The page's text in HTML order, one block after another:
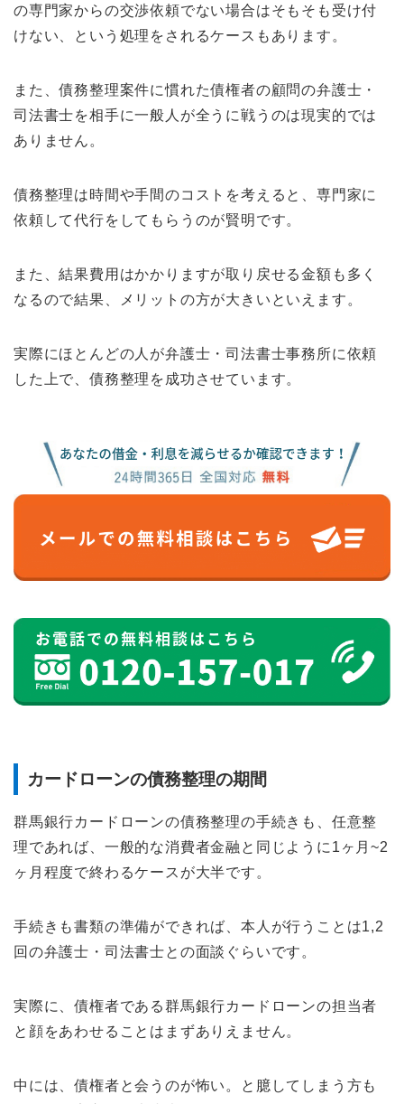
の専門家からの交渉依頼でない場合はそもそも受け付
けない、という処理をされるケースもあります。
また、債務整理案件に慣れた債権者の顧問の弁護士・
司法書士を相手に一般人が全うに戦うのは現実的では
ありません。
債務整理は時間や手間のコストを考えると、専門家に
依頼して代行をしてもらうのが賢明です。
また、結果費用はかかりますが取り戻せる金額も多く
なるので結果、メリットの方が大きいといえます。
実際にほとんどの人が弁護士・司法書士事務所に依頼
した上で、債務整理を成功させています。
カードローンの債務整理の期間
群馬銀行カードローンの債務整理の手続きも、任意整
理であれば、一般的な消費者金融と同じように1ヶ月~2
ヶ月程度で終わるケースが大半です。
手続きも書類の準備ができれば、本人が行うことは1,2
回の弁護士・司法書士との面談ぐらいです。
実際に、債権者である群馬銀行カードローンの担当者
と顔をあわせることはまずありえません。
中には、債権者と会うのが怖い。と臆してしまう方も